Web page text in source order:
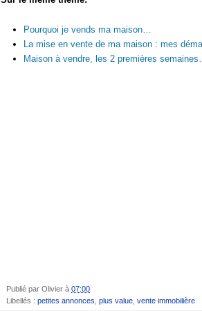
Pourquoi je vends ma maison…
La mise en vente de ma maison : mes
Maison à vendre, les 2 premières
Publié par Olivier à 07:00
Libellés : petites annonces plus value vente immobilière